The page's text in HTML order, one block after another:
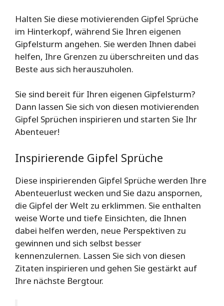
Halten Sie diese motivierenden Gipfel Sprüche
im Hinterkopf, während Sie Ihren eigenen
Gipfelsturm angehen. Sie werden Ihnen dabei
helfen, Ihre Grenzen zu überschreiten und das
Beste aus sich herauszuholen.
Sie sind bereit für Ihren eigenen Gipfelsturm?
Dann lassen Sie sich von diesen motivierenden
Gipfel Sprüchen inspirieren und starten Sie Ihr
Abenteuer!
Inspirierende Gipfel Sprüche
Diese inspirierenden Gipfel Sprüche werden Ihre
Abenteuerlust wecken und Sie dazu anspornen,
die Gipfel der Welt zu erklimmen. Sie enthalten
weise Worte und tiefe Einsichten, die Ihnen
dabei helfen werden, neue Perspektiven zu
gewinnen und sich selbst besser
kennenzulernen. Lassen Sie sich von diesen
Zitaten inspirieren und gehen Sie gestärkt auf
Ihre nächste Bergtour.